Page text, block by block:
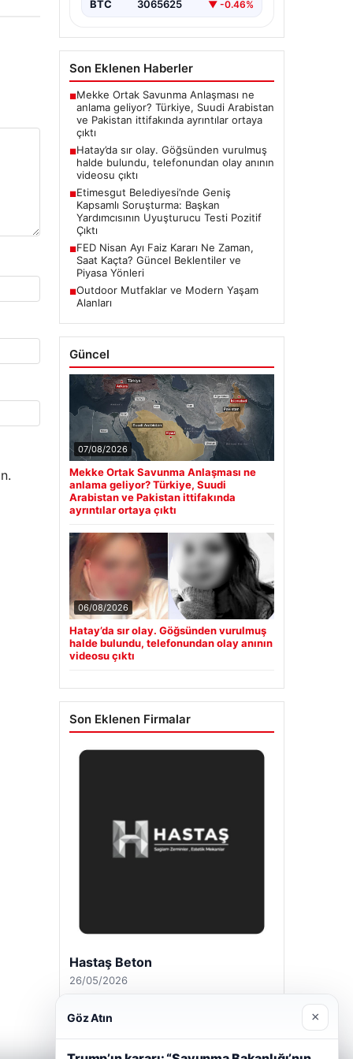
BTC 3065625 ▼ -0.46%
Son Eklenen Haberler
■Mekke Ortak Savunma Anlaşması ne
anlama geliyor? Türkiye, Suudi Arabistan
ve Pakistan ittifakında ayrıntılar ortaya
çıktı
■Hatay’da sır olay. Göğsünden vurulmuş
halde bulundu, telefonundan olay anının
videosu çıktı
■Etimesgut Belediyesi’nde Geniş
Kapsamlı Soruşturma: Başkan
Yardımcısının Uyuşturucu Testi Pozitif
Çıktı
■FED Nisan Ayı Faiz Kararı Ne Zaman,
Saat Kaçta? Güncel Beklentiler ve
Piyasa Yönleri
■Outdoor Mutfaklar ve Modern Yaşam
Alanları
Güncel
07/08/2026
Mekke Ortak Savunma Anlaşması ne
anlama geliyor? Türkiye, Suudi
Arabistan ve Pakistan ittifakında
ayrıntılar ortaya çıktı
06/08/2026
Hatay’da sır olay. Göğsünden vurulmuş
halde bulundu, telefonundan olay anının
videosu çıktı
Son Eklenen Firmalar
Hastaş Beton
26/05/2026
Göz Atın ×